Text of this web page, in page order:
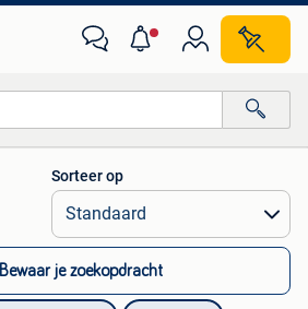
Alle afstanden…
Sorteer op
Bewaar je zoekopdracht